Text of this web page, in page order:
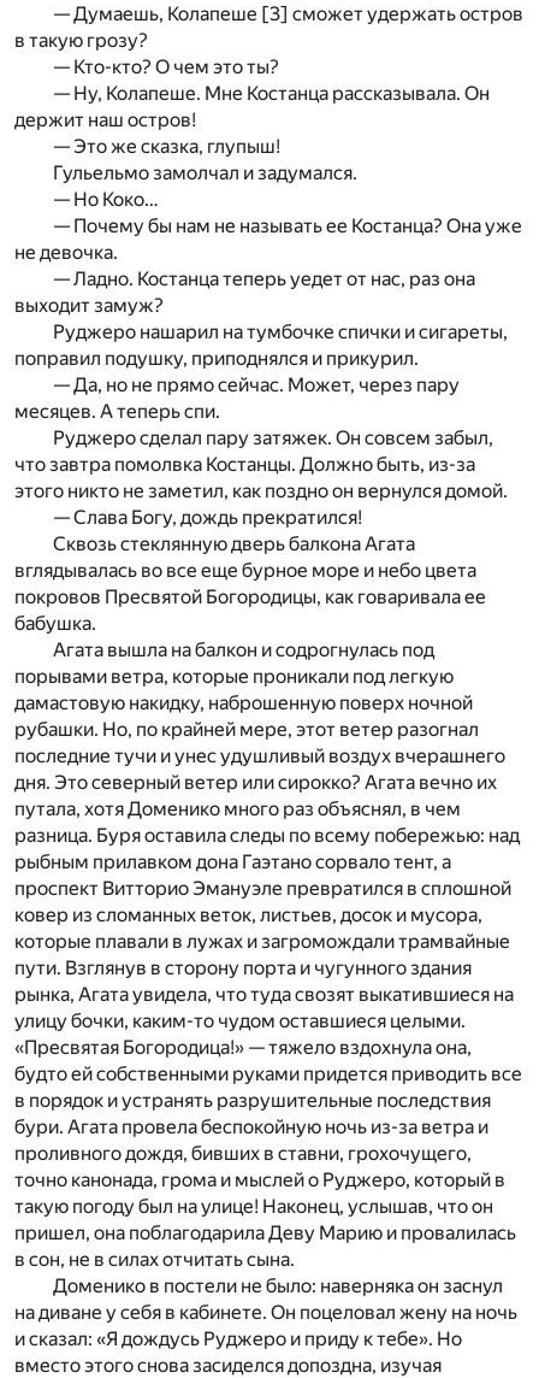
— Думаешь, Колапеше [3] сможет удержать остров
в такую грозу?
— Кто-кто? О чем это ты?
— Ну, Колапеше. Мне Костанца рассказывала. Он
держит наш остров!
— Это же сказка, глупыш!
Гульельмо замолчал и задумался.
— Но Коко…
— Почему бы нам не называть ее Костанца? Она уже
не девочка.
— Ладно. Костанца теперь уедет от нас, раз она
выходит замуж?
Руджеро нашарил на тумбочке спички и сигареты,
поправил подушку, приподнялся и прикурил.
— Да, но не прямо сейчас. Может, через пару
месяцев. А теперь спи.
Руджеро сделал пару затяжек. Он совсем забыл,
что завтра помолвка Костанцы. Должно быть, из-за
этого никто не заметил, как поздно он вернулся домой.
— Слава Богу, дождь прекратился!
Сквозь стеклянную дверь балкона Агата
вглядывалась во все еще бурное море и небо цвета
покровов Пресвятой Богородицы, как говаривала ее
бабушка.
Агата вышла на балкон и содрогнулась под
порывами ветра, которые проникали под легкую
дамастовую накидку, наброшенную поверх ночной
рубашки. Но, по крайней мере, этот ветер разогнал
последние тучи и унес удушливый воздух вчерашнего
дня. Это северный ветер или сирокко? Агата вечно их
путала, хотя Доменико много раз объяснял, в чем
разница. Буря оставила следы по всему побережью: над
рыбным прилавком дона Гаэтано сорвало тент, а
проспект Витторио Эмануэле превратился в сплошной
ковер из сломанных веток, листьев, досок и мусора,
которые плавали в лужах и загромождали трамвайные
пути. Взглянув в сторону порта и чугунного здания
рынка, Агата увидела, что туда свозят выкатившиеся на
улицу бочки, каким-то чудом оставшиеся целыми.
«Пресвятая Богородица!» — тяжело вздохнула она,
будто ей собственными руками придется приводить все
в порядок и устранять разрушительные последствия
бури. Агата провела беспокойную ночь из-за ветра и
проливного дождя, бивших в ставни, грохочущего,
точно канонада, грома и мыслей о Руджеро, который в
такую погоду был на улице! Наконец, услышав, что он
пришел, она поблагодарила Деву Марию и провалилась
в сон, не в силах отчитать сына.
Доменико в постели не было: наверняка он заснул
на диване у себя в кабинете. Он поцеловал жену на ночь
и сказал: «Я дождусь Руджеро и приду к тебе». Но
вместо этого снова засиделся допоздна, изучая